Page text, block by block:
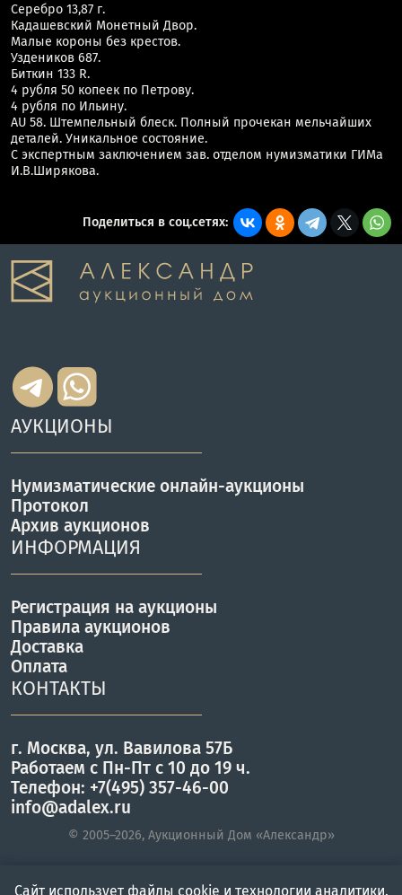
Серебро 13,87 г.
Кадашевский Монетный Двор.
Малые короны без крестов.
Уздеников 687.
Биткин 133 R.
4 рубля 50 копеек по Петрову.
4 рубля по Ильину.
AU 58. Штемпельный блеск. Полный прочекан мельчайших
деталей. Уникальное состояние.
С экспертным заключением зав. отделом нумизматики ГИМа
И.В.Ширякова.
Поделиться в соц.сетях:
АУКЦИОНЫ
Нумизматические онлайн-аукционы
Протокол
Архив аукционов
ИНФОРМАЦИЯ
Регистрация на аукционы
Правила аукционов
Доставка
Оплата
КОНТАКТЫ
г. Москва, ул. Вавилова 57Б
Работаем с Пн-Пт с 10 до 19 ч.
Телефон: +7(495) 357-46-00
info@adalex.ru
© 2005–2026, Аукционный Дом «Александр»
Сайт использует файлы cookie и технологии аналитики.